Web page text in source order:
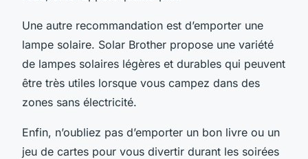
Une autre recommandation est d’emporter une
lampe solaire. Solar Brother propose une variété
de lampes solaires légères et durables qui peuvent
être très utiles lorsque vous campez dans des
zones sans électricité.
Enfin, n’oubliez pas d’emporter un bon livre ou un
jeu de cartes pour vous divertir durant les soirées